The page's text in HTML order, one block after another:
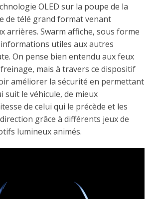
OLED sur la poupe de la
de télé grand format venant
arrières. Swarm affiche, sous forme
informations utiles aux autres
On pense bien entendu aux feux
mais à travers ce dispositif
améliorer la sécurité en permettant
suit le véhicule, de mieux
de celui qui le précède et les
grâce à différents jeux de
lumineux animés.